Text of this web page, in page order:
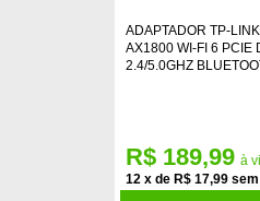
ADAPTADOR TP-
AX1800 WI-FI 6 PCIE
2.4/5.0GHZ
12 x de R$ 17,99
R$ 189,99